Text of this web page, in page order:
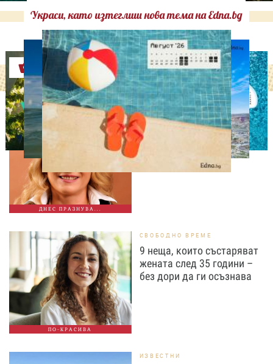
Украси, като изтеглиш нова тема на Edna.bg
Оферти
ДНЕС ПРАЗНУВА...
ДНЕС ПРАЗНУВАТ
Албена Павлова на 60:
Талант, хумор и
незабравими роли
ПО-КРАСИВА
СВОБОДНО ВРЕМЕ
9 неща, които състаряват
жената след 35 години –
без дори да ги осъзнава
ИЗВЕСТНИ